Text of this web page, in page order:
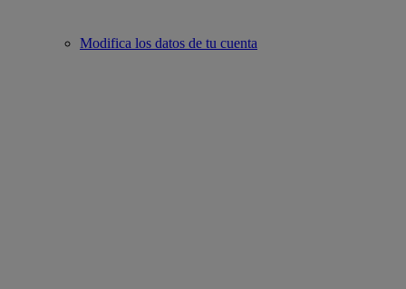
Modifica los datos de tu cuenta